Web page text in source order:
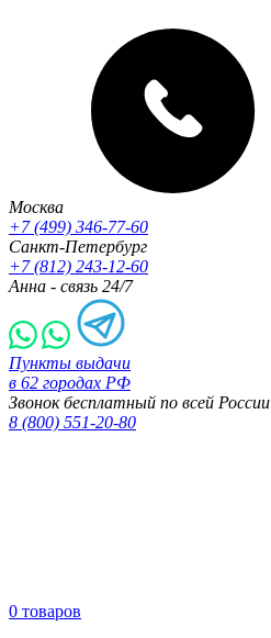
Москва
+7 (499) 346-77-60
Санкт-Петербург
+7 (812) 243-12-60
Анна - связь 24/7
Пункты выдачи
в 62 городах РФ
Звонок бесплатный по всей России
8 (800) 551-20-80
0 товаров